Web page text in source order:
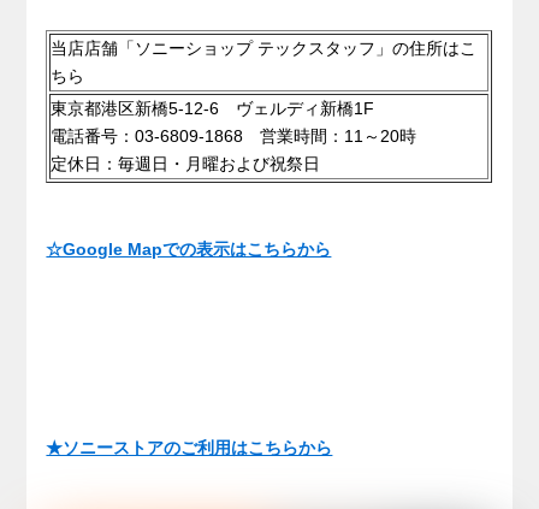
当店店舗「ソニーショップ テックスタッフ」の住所はこ
ちら
東京都港区新橋5-12-6 ヴェルディ新橋1F
電話番号：03-6809-1868 営業時間：11～20時
定休日：毎週日・月曜および祝祭日
☆Google Mapでの表示はこちらから
★ソニーストアのご利用はこちらから